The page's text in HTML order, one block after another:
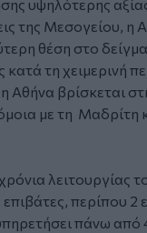
υψηλότερης
της Μεσογείου, η
θέση στο
κατά τη χειμερινή
Αθήνα βρίσκεται
με τη Μαδρίτη
λειτουργίας
επιβάτες, περίπου
πάνω από